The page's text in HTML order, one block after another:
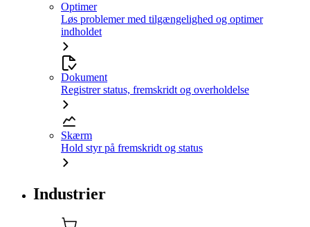
Optimer
Løs problemer med tilgængelighed og optimer
indholdet
Dokument
Registrer status, fremskridt og overholdelse
Skærm
Hold styr på fremskridt og status
Industrier